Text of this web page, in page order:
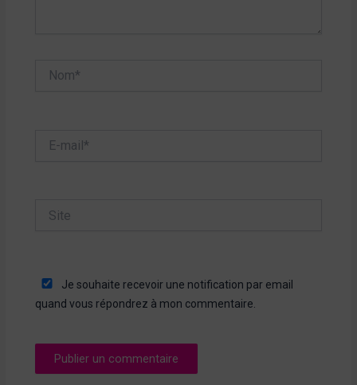
mail*
Je souhaite recevoir une notification par email
quand vous répondrez à mon commentaire.